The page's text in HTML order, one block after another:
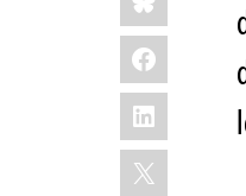
Facebook
LinkedIn
X